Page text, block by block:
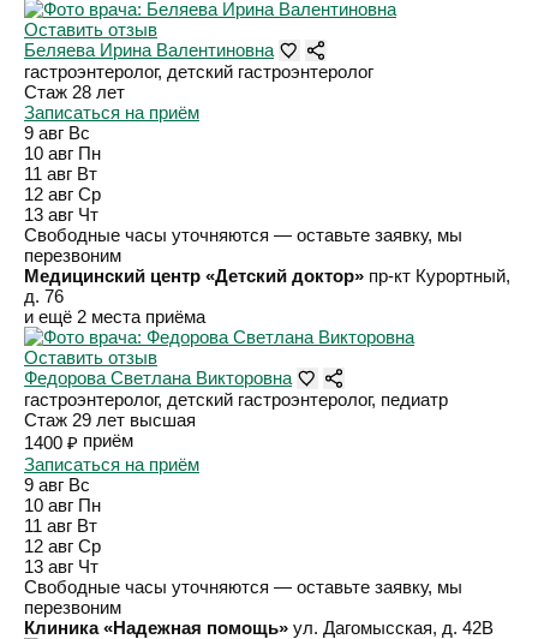
Оставить отзыв
Беляева Ирина Валентиновна
гастроэнтеролог, детский гастроэнтеролог
Стаж 28 лет
Записаться на приём
9 авг Вс
10 авг Пн
11 авг Вт
12 авг Ср
13 авг Чт
Свободные часы уточняются — оставьте заявку, мы
перезвоним
Медицинский центр «Детский доктор» пр-кт Курортный,
д. 76
и ещё 2 места приёма
Оставить отзыв
Федорова Светлана Викторовна
гастроэнтеролог, детский гастроэнтеролог, педиатр
Стаж 29 лет высшая
1400 ₽ приём
Записаться на приём
9 авг Вс
10 авг Пн
11 авг Вт
12 авг Ср
13 авг Чт
Свободные часы уточняются — оставьте заявку, мы
перезвоним
Клиника «Надежная помощь» ул. Дагомысская, д. 42В